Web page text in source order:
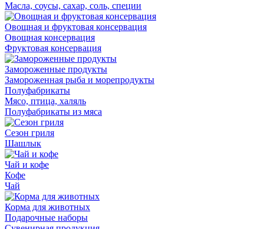
Масла, соусы, сахар, соль, специи
Овощная и фруктовая консервация
Овощная консервация
Фруктовая консервация
Замороженные продукты
Замороженная рыба и морепродукты
Полуфабрикаты
Мясо, птица, халяль
Полуфабрикаты из мяса
Сезон гриля
Шашлык
Чай и кофе
Кофе
Чай
Корма для животных
Подарочные наборы